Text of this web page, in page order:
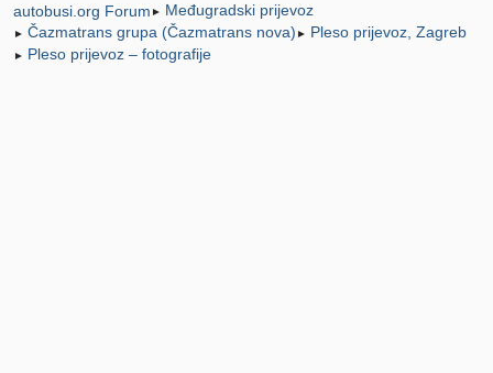
autobusi.org Forum ► Međugradski prijevoz
► Čazmatrans grupa (Čazmatrans nova) ► Pleso prijevoz, Zagreb
► Pleso prijevoz – fotografije